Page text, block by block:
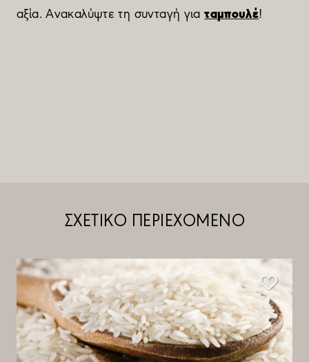
αξία. Ανακαλύψτε τη συνταγή γιαταμπουλέ!
ΣΧΕΤΙΚΟ ΠΕΡΙΕΧΟΜΕΝΟ